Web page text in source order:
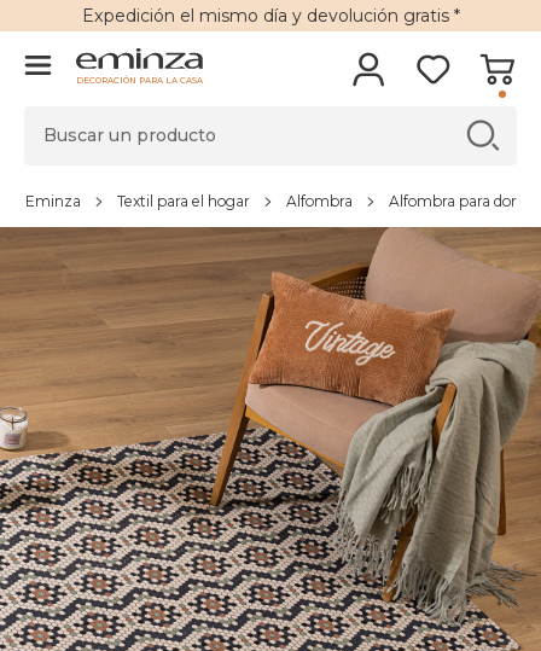
Expedición el mismo día y devolución gratis*
DECORACIÓN PARA LA CASA
Eminza Textil para el hogar Alfombra Alfombra para